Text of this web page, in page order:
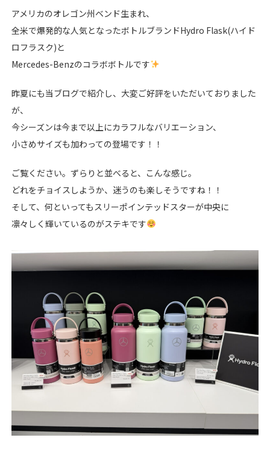
アメリカのオレゴン州ベンド生まれ、
全米で爆発的な人気となったボトルブランドHydro Flask(ハイド
ロフラスク)と
Mercedes-Benzのコラボボトルです
昨夏にも当ブログで紹介し、大変ご好評をいただいておりました
が、
今シーズンは今まで以上にカラフルなバリエーション、
小さめサイズも加わっての登場です！！
ご覧ください。ずらりと並べると、こんな感じ。
どれをチョイスしようか、迷うのも楽しそうですね！！
そして、何といってもスリーポインテッドスターが中央に
凛々しく輝いているのがステキです